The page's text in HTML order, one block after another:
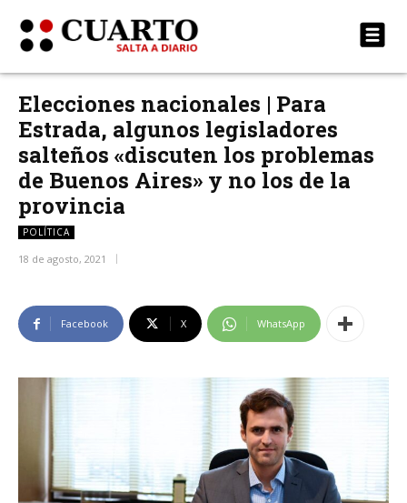
Elecciones nacionales | Para
Estrada, algunos legisladores
salteños «discuten los problemas
de Buenos Aires» y no los de la
provincia
POLÍTICA
18 de agosto, 2021
Facebook X WhatsApp